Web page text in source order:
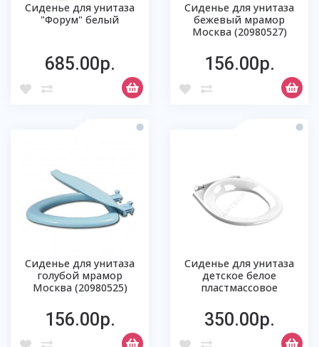
Сиденье для унитаза
"Форум" белый
685.00р.
Сиденье для унитаза
бежевый мрамор
Москва (20980527)
156.00р.
Сиденье для унитаза
голубой мрамор
Москва (20980525)
156.00р.
Сиденье для унитаза
детское белое
пластмассовое
350.00р.